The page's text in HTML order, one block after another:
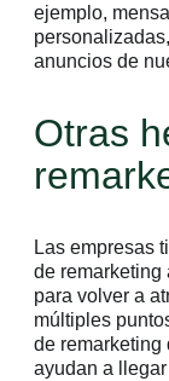
ejemplo,
anuncios de
Otras
Las empresas
de remarketing
para volver a
múltiples
de remarketing
ayudan a